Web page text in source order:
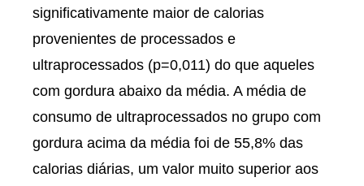
significativamente maior de calorias
provenientes de processados e
ultraprocessados (p=0,011) do que aqueles
com gordura abaixo da média. A média de
consumo de ultraprocessados no grupo com
gordura acima da média foi de 55,8% das
calorias diárias, um valor muito superior aos